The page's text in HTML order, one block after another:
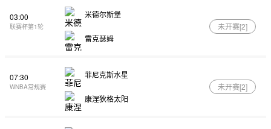
03:00
联赛杯第1轮
米德尔斯堡
雷克瑟姆
未开赛[2]
07:30
WNBA常规赛
菲尼克斯水星
康涅狄格太阳
未开赛[2]